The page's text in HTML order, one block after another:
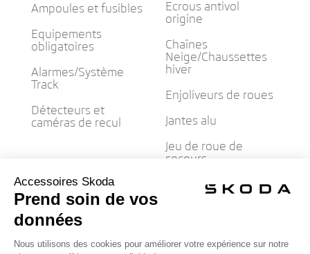
Ampoules et fusibles
Equipements
obligatoires
Alarmes/Système
Track
Détecteurs et
caméras de recul
Ecrous antivol
origine
Chaînes
Neige/Chaussettes
hiver
Enjoliveurs de roues
Jantes alu
Jeu de roue de
secours
Produits entretien
Produits entretien
 AdBlue
Hiver